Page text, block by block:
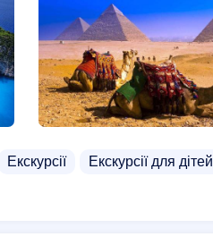
Екскурсії Екскурсії для дітей